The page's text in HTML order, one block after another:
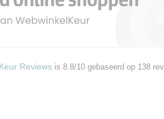
Reviews is 8.8/10 gebaseerd op 138